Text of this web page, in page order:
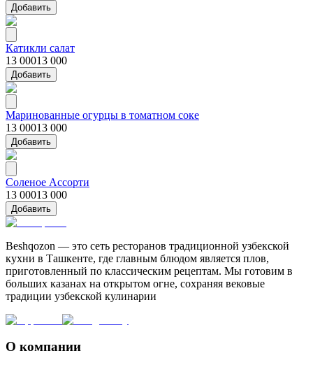
Добавить
Катикли салат
13 00013 000
Добавить
Маринованные огурцы в томатном соке
13 00013 000
Добавить
Соленое Ассорти
13 00013 000
Добавить
Beshqozon — это сеть ресторанов традиционной узбекской
кухни в Ташкенте, где главным блюдом является плов,
приготовленный по классическим рецептам. Мы готовим в
больших казанах на открытом огне, сохраняя вековые
традиции узбекской кулинарии
О компании